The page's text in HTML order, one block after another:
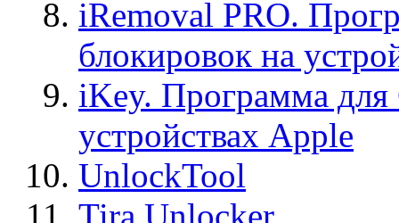
iRemoval PRO.
блокировок на
iKey. Программа для
устройствах Apple
UnlockTool